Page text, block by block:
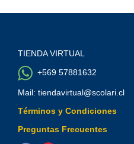
TIENDA VIRTUAL
+569 57881632
Mail: tiendavirtual@scolari.cl
Términos y Condiciones
Preguntas Frecuentes